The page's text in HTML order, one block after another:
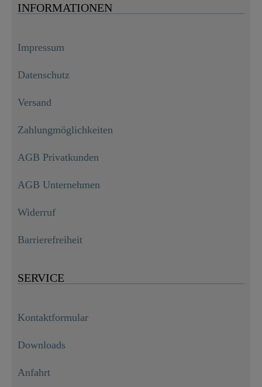
INFORMATIONEN
Impressum
Datenschutz
Versand
Zahlungmöglichkeiten
AGB Privatkunden
AGB Unternehmen
Widerruf
Barrierefreiheit
SERVICE
Kontaktformular
Downloads
Anfahrt